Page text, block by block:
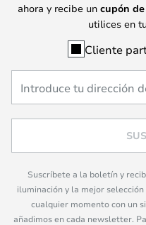
ahora y recibe un cupón
utilices en
Cliente
Suscríbete a la boletín y
iluminación y la mejor
cualquier momento con un
añadimos en cada newsletter.